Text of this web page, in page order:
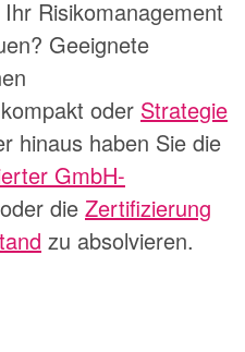
Risikomanagement
Geeignete
oder Strategie
hinaus haben Sie die
GmbH-
oder die Zertifizierung
zu absolvieren.